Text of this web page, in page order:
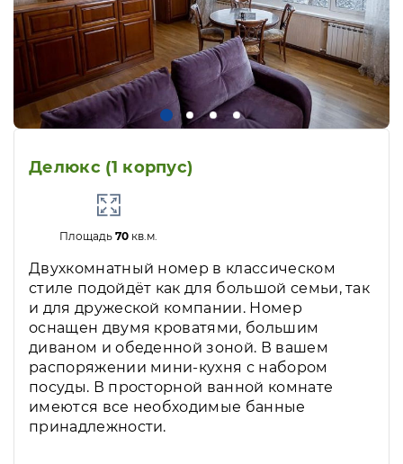
Делюкс (1 корпус)
Площадь70 кв.м.
Двухкомнатный номер в классическом
стиле подойдёт как для большой семьи, так
и для дружеской компании. Номер
оснащен двумя кроватями, большим
диваном и обеденной зоной. В вашем
распоряжении мини-кухня с набором
посуды. В просторной ванной комнате
имеются все необходимые банные
принадлежности.